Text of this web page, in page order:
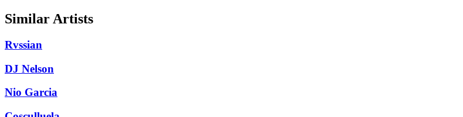
Similar Artists
Rvssian
DJ Nelson
Nio Garcia